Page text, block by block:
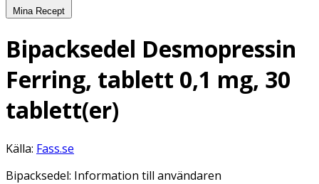
Mina Recept
Bipacksedel Desmopressin
Ferring, tablett 0,1 mg, 30
tablett(er)
Källa: Fass.se
Bipacksedel: Information till användaren